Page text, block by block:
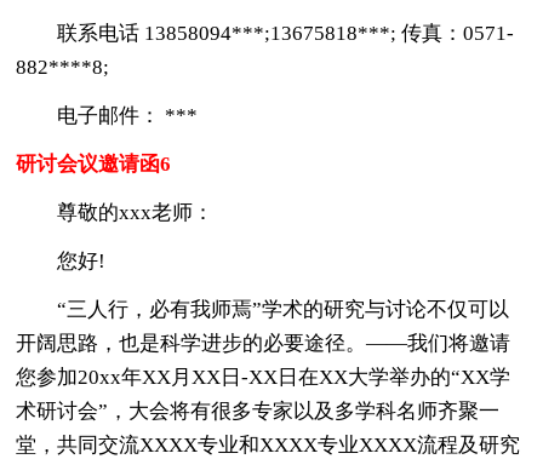
联系电话 13858094***;13675818***; 传真：0571-
882****8;
电子邮件： ***
研讨会议邀请函6
尊敬的xxx老师：
您好!
“三人行，必有我师焉”学术的研究与讨论不仅可以
开阔思路，也是科学进步的必要途径。——我们将邀请
您参加20xx年XX月XX日-XX日在XX大学举办的“XX学
术研讨会”，大会将有很多专家以及多学科名师齐聚一
堂，共同交流XXXX专业和XXXX专业XXXX流程及研究